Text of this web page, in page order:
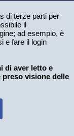
di terze parti per
il
ad esempio, è
e fare il login
di aver letto e
preso visione delle